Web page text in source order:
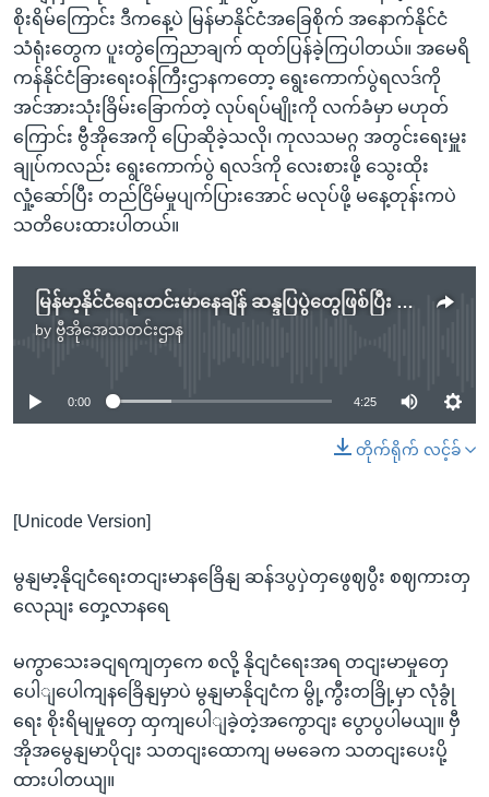
စိုးရိမ်ကြောင်း ဒီကနေ့ပဲ မြန်မာနိုင်ငံအခြေစိုက် အနောက်နိုင်ငံ
သံရုံးတွေက ပူးတွဲကြေညာချက် ထုတ်ပြန်ခဲ့ကြပါတယ်။ အမေရိ
ကန်နိုင်ငံခြားရေးဝန်ကြီးဌာနကတော့ ရွေးကောက်ပွဲရလဒ်ကို
အင်အားသုံးခြိမ်းခြောက်တဲ့ လုပ်ရပ်မျိုးကို လက်ခံမှာ မဟုတ်
ကြောင်း ဗွီအိုအေကို ပြောဆိုခဲ့သလို၊ ကုလသမဂ္ဂ အတွင်းရေးမှူး
ချုပ်ကလည်း ရွေးကောက်ပွဲ ရလဒ်ကို လေးစားဖို့ သွေးထိုး
လှုံ့ဆော်ပြီး တည်ငြိမ်မှုပျက်ပြားအောင် မလုပ်ဖို့ မနေ့တုန်းကပဲ
သတိပေးထားပါတယ်။
မြန်မာ့နိုင်ငံရေးတင်းမာနေချိန် ဆန္ဒပြပွဲတွေဖြစ်ပြီး စစ်ကားတွေလည်း တွေ့လာနေရ
by ဗွီအိုအေသတင်းဌာန
No media source currently available
0:00 4:25
တိုက်ရိုက် လင့်ခ်
[Unicode Version]
မွနျမာ့နိုငျငံရေးတငျးမာနခြေိနျ ဆန်ဒပွပှဲတှဖွေဈပွီး စဈကားတှ
လေညျး တှေ့လာနရေ
မကွာသေးခငျရကျတှကေ စလို့ နိုငျငံရေးအရ တငျးမာမှုတှေ
ပေါျပေါကျနခြေိနျမှာပဲ မွနျမာနိုငျငံက မွို့ကွီးတခြို့မှာ လုံခွုံ
ရေး စိုးရိမျမှုတှေ ထှကျပေါျခဲ့တဲ့အကွောငျး ပွောပွပါမယျ။ ဗှီ
အိုအမွေနျမာပိုငျး သတငျးထောကျ မမခေက သတငျးပေးပို့
ထားပါတယျ။